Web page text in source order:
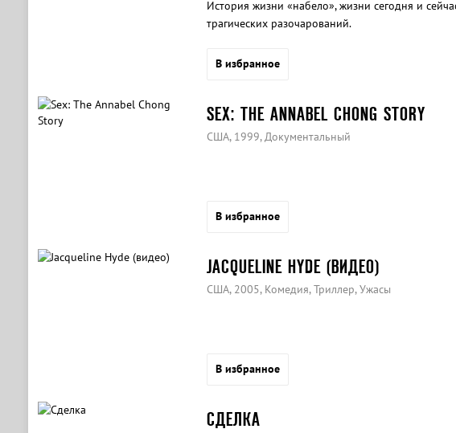
История жизни «набело», жизни сегодня и
трагических разочарований.
В избранное
SEX: THE ANNABEL CHONG STORY
США, 1999, Документальный
В избранное
JACQUELINE HYDE (ВИДЕО)
США, 2005, Комедия, Триллер, Ужасы
В избранное
СДЕЛКА